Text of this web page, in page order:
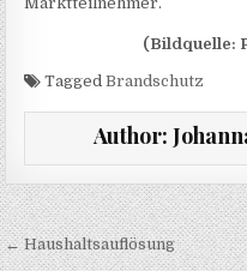
(Bildquelle:
TaggedBrandschutz
Author:
← Haushaltsauflösung